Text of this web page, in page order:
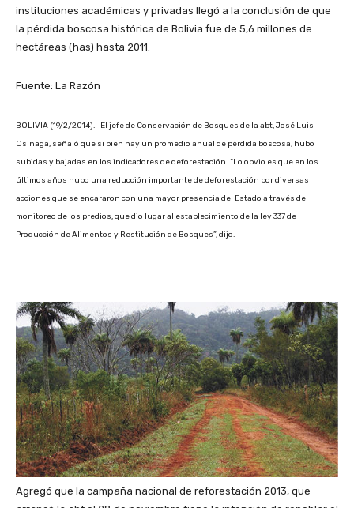
instituciones académicas y privadas llegó a la conclusión de que
la pérdida boscosa histórica de Bolivia fue de 5,6 millones de
hectáreas (has) hasta 2011.
Fuente: La Razón
BOLIVIA (19/2/2014).- El jefe de Conservación de Bosques de la abt, José Luis
Osinaga, señaló que si bien hay un promedio anual de pérdida boscosa, hubo
subidas y bajadas en los indicadores de deforestación. “Lo obvio es que en los
últimos años hubo una reducción importante de deforestación por diversas
acciones que se encararon con una mayor presencia del Estado a través de
monitoreo de los predios, que dio lugar al establecimiento de la ley 337 de
Producción de Alimentos y Restitución de Bosques”, dijo.
Agregó que la campaña nacional de reforestación 2013, que